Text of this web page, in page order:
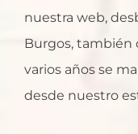
nuestra web,
Burgos, también
varios años se
desde nuestro